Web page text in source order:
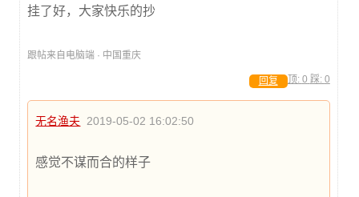
挂了好，大家快乐的抄
跟帖来自电脑端 · 中国重庆
顶: 0 踩: 0
回复
无名渔夫 2019-05-02 16:02:50
感觉不谋而合的样子